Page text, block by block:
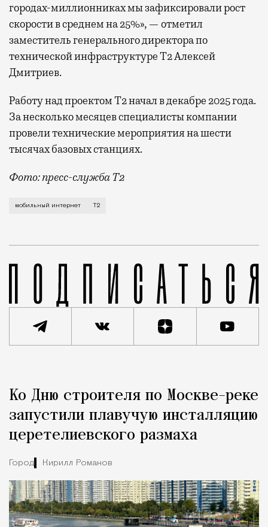
городах-миллионниках мы зафиксировали рост
скорости в среднем на 25%», — отметил
заместитель генерального директора по
технической инфраструктуре Т2 Алексей
Дмитриев.
Работу над проектом Т2 начал в декабре 2025 года.
За несколько месяцев специалисты компании
провели технические мероприятия на шести
тысячах базовых станциях.
Фото: пресс-служба Т2
Мобильный оператор Т2 завершил работы по
мобильный интернет Т2
Город
Ко Дню строителя по Москве-реке
запустили плавучую инсталляцию
церетелиевского размаха
Город Кирилл Романов